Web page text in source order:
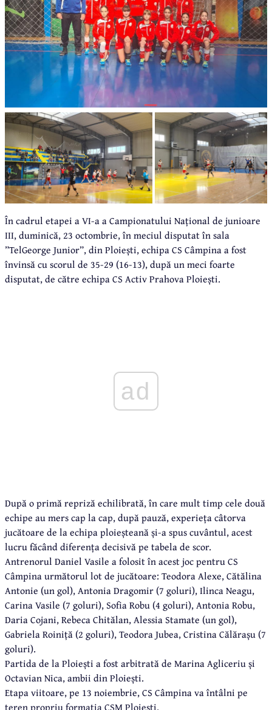
În cadrul etapei a VI-a a Campionatului Național de junioare
III, duminică, 23 octombrie, în meciul disputat în sala
”TelGeorge Junior”, din Ploiești, echipa CS Câmpina a fost
învinsă cu scorul de 35-29 (16-13), după un meci foarte
disputat, de către echipa CS Activ Prahova Ploiești.
ad
După o primă repriză echilibrată, în care mult timp cele două
echipe au mers cap la cap, după pauză, experieța câtorva
jucătoare de la echipa ploieșteană și-a spus cuvântul, acest
lucru făcând diferența decisivă pe tabela de scor.
Antrenorul Daniel Vasile a folosit în acest joc pentru CS
Câmpina următorul lot de jucătoare: Teodora Alexe, Cătălina
Antonie (un gol), Antonia Dragomir (7 goluri), Ilinca Neagu,
Carina Vasile (7 goluri), Sofia Robu (4 goluri), Antonia Robu,
Daria Cojani, Rebeca Chitălan, Alessia Stamate (un gol),
Gabriela Roiniță (2 goluri), Teodora Jubea, Cristina Călărașu (7
goluri).
Partida de la Ploiești a fost arbitrată de Marina Agliceriu și
Octavian Nica, ambii din Ploiești.
Etapa viitoare, pe 13 noiembrie, CS Câmpina va întâlni pe